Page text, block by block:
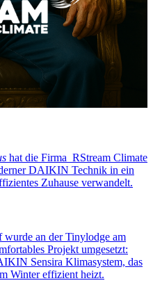
hat die Firma RStream Climate
DAIKIN Technik in ein
Zuhause verwandelt.
an der Tinylodge am
Projekt umgesetzt:
Sensira Klimasystem, das
Winter effizient heizt.